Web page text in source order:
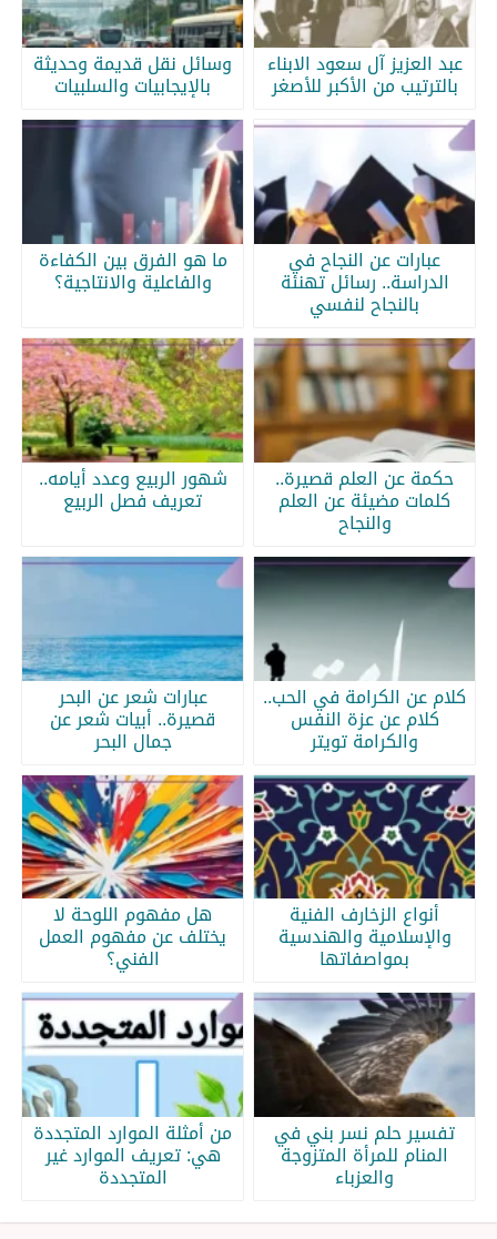
عبد العزيز آل سعود الابناء
بالترتيب من الأكبر للأصغر
وسائل نقل قديمة وحديثة
بالإيجابيات والسلبيات
عبارات عن النجاح في
الدراسة.. رسائل تهنئة
بالنجاح لنفسي
ما هو الفرق بين الكفاءة
والفاعلية والانتاجية؟
حكمة عن العلم قصيرة..
كلمات مضيئة عن العلم
والنجاح
شهور الربيع وعدد أيامه..
تعريف فصل الربيع
كلام عن الكرامة في الحب..
كلام عن عزة النفس
والكرامة تويتر
عبارات شعر عن البحر
قصيرة.. أبيات شعر عن
جمال البحر
أنواع الزخارف الفنية
والإسلامية والهندسية
بمواصفاتها
هل مفهوم اللوحة لا
يختلف عن مفهوم العمل
الفني؟
تفسير حلم نسر بني في
المنام للمرأة المتزوجة
والعزباء
من أمثلة الموارد المتجددة
هي: تعريف الموارد غير
المتجددة